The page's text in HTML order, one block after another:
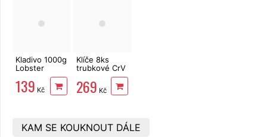
Kladivo 1000g
Lobster
139 Kč
Klíče 8ks
trubkové CrV
EXTOL
Premium
269 Kč
KAM SE KOUKNOUT DÁLE